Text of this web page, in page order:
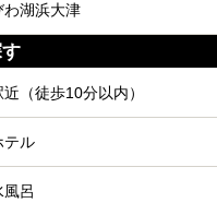
わ湖浜大津
近（徒歩10分以内）
テル
風呂